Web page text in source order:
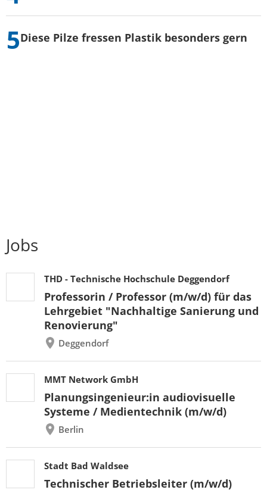
Diese Pilze fressen Plastik besonders gern
Jobs
THD - Technische Hochschule Deggendorf
Professorin / Professor (m/w/d) für das
Lehrgebiet "Nachhaltige Sanierung und
Renovierung"
Deggendorf
MMT Network GmbH
Planungsingenieur:in audiovisuelle
Systeme / Medientechnik (m/w/d)
Berlin
Stadt Bad Waldsee
Technischer Betriebsleiter (m/w/d)